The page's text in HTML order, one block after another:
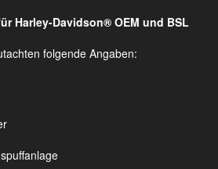
Harley-Davidson® OEM und BSL
folgende Angaben: